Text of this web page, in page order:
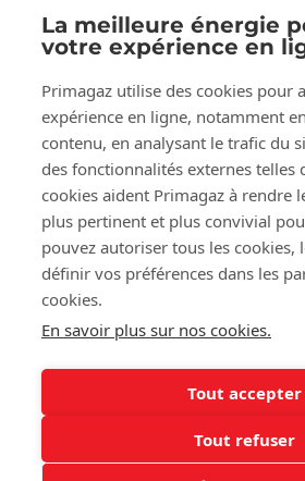
La meilleure énergie
votre expérience en
Primagaz utilise des cookies pour
expérience en ligne, notamment
contenu, en analysant le trafic du
des fonctionnalités externes telles
cookies aident Primagaz à rendre
plus pertinent et plus convivial
pouvez autoriser tous les cookies,
définir vos préférences dans les
cookies.
En savoir plus sur nos cookies.
Tout accepter
Tout refuser
Suivez-nous sur:
Facebook
LinkedInYouTube
À propos de Primagaz
Aide et conseil
Nos outils
Mentions légales